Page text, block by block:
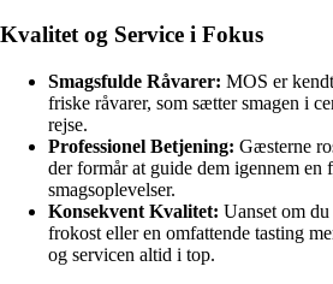
Kvalitet og Service i Fokus
Smagsfulde Råvarer: MOS er
friske råvarer, som sætter smagen i
rejse.
Professionel Betjening: Gæsterne
der formår at guide dem igennem en
smagsoplevelser.
Konsekvent Kvalitet: Uanset om du
frokost eller en omfattende tasting
og servicen altid i top.